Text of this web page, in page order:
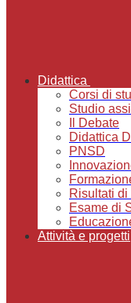
Didattica
Corsi di
Studio
Il Debate
Didattica
PNSD
Risultati di
Esame di
Attività e progetti